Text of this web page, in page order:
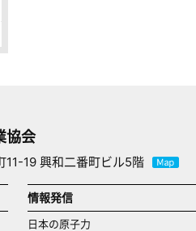
協会
19 興和二番町ビル5階
情報発信
日本の原子力